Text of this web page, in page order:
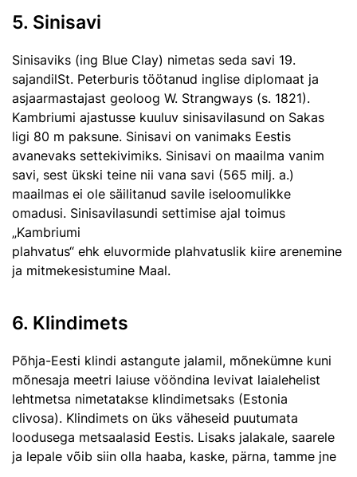
5. Sinisavi
Sinisaviks (ing Blue Clay) nimetas seda savi 19.
sajandilSt. Peterburis töötanud inglise diplomaat ja
asjaarmastajast geoloog W. Strangways (s. 1821).
Kambriumi ajastusse kuuluv sinisavilasund on Sakas
ligi 80 m paksune. Sinisavi on vanimaks Eestis
avanevaks settekivimiks. Sinisavi on maailma vanim
savi, sest ükski teine nii vana savi (565 milj. a.)
maailmas ei ole säilitanud savile iseloomulikke
omadusi. Sinisavilasundi settimise ajal toimus
„Kambriumi
plahvatus“ ehk eluvormide plahvatuslik kiire arenemine
ja mitmekesistumine Maal.
6. Klindimets
Põhja-Eesti klindi astangute jalamil, mõnekümne kuni
mõnesaja meetri laiuse vööndina levivat laialehelist
lehtmetsa nimetatakse klindimetsaks (Estonia
clivosa). Klindimets on üks väheseid puutumata
loodusega metsaalasid Eestis. Lisaks jalakale, saarele
ja lepale võib siin olla haaba, kaske, pärna, tamme jne